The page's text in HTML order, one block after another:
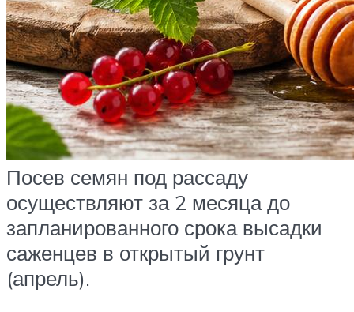
Посев семян под рассаду
осуществляют за 2 месяца до
запланированного срока высадки
саженцев в открытый грунт
(апрель).